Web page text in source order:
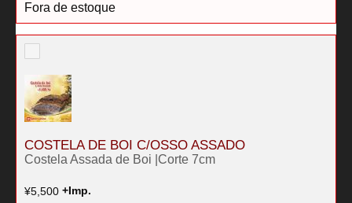
Fora de estoque
COSTELA DE BOI C/OSSO ASSADO
Costela Assada de Boi |Corte 7cm
¥5,500 +Imp.